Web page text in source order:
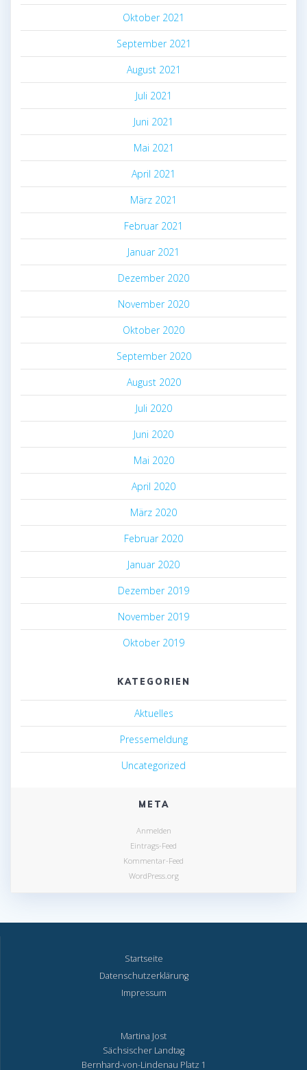
Oktober 2021
September 2021
August 2021
Juli 2021
Juni 2021
Mai 2021
April 2021
März 2021
Februar 2021
Januar 2021
Dezember 2020
November 2020
Oktober 2020
September 2020
August 2020
Juli 2020
Juni 2020
Mai 2020
April 2020
März 2020
Februar 2020
Januar 2020
Dezember 2019
November 2019
Oktober 2019
KATEGORIEN
Aktuelles
Pressemeldung
Uncategorized
META
Anmelden
Eintrags-Feed
Kommentar-Feed
WordPress.org
Startseite
Datenschutzerklärung
Impressum
Martina Jost
Sächsischer Landtag
Bernhard-von-Lindenau Platz 1